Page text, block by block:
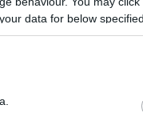
data for below
com outros